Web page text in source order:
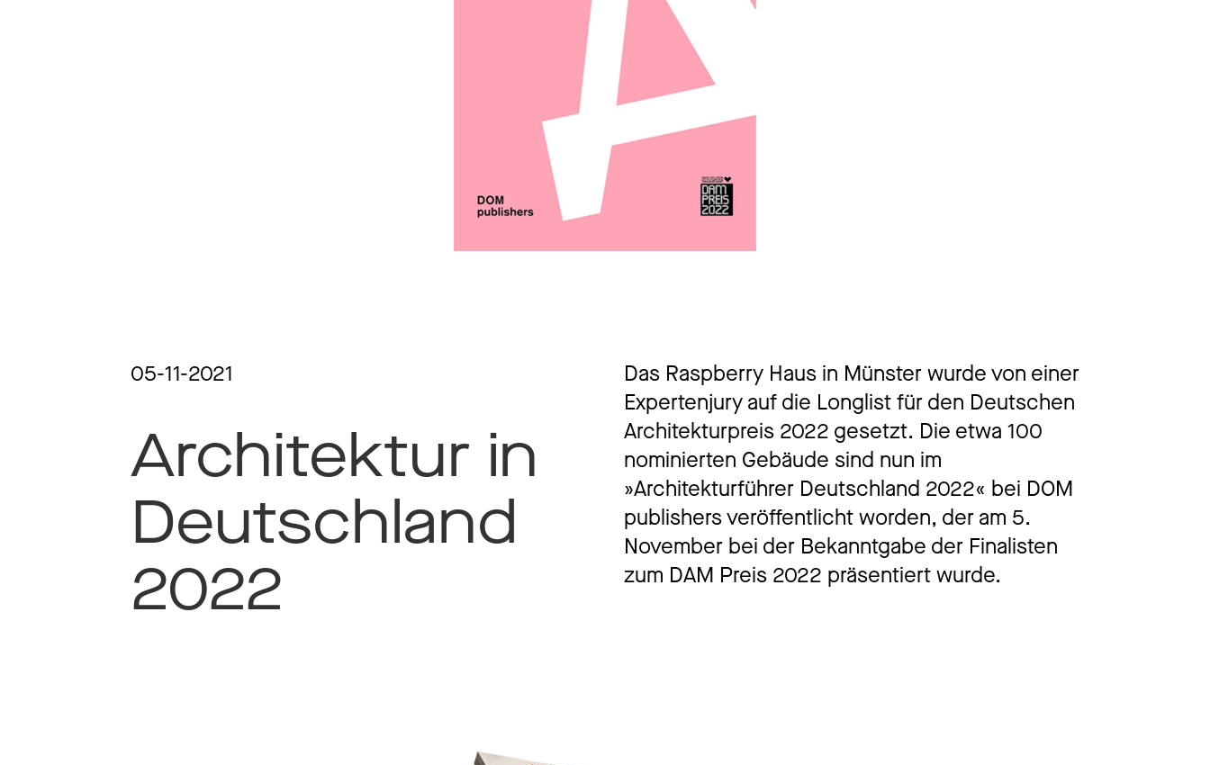
Magazine
Awards
Soziales
Themen
Jobs
Kontakt
05-11-2021
Architektur in
Deutschland
2022
Das Raspberry Haus in Münster wurde von einer
Expertenjury auf die Longlist für den Deutschen
Architekturpreis 2022 gesetzt. Die etwa 100
nominierten Gebäude sind nun im
»Architekturführer Deutschland 2022« bei DOM
publishers veröffentlicht worden, der am 5.
November bei der Bekanntgabe der Finalisten
zum DAM Preis 2022 präsentiert wurde.